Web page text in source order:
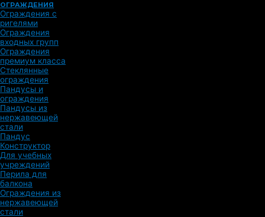
ОГРАЖДЕНИЯ
Ограждения с
ригелями
Ограждения
входных групп
Ограждения
премиум класса
Стеклянные
ограждения
Пандусы и
ограждения
Пандусы из
нержавеющей
стали
Пандус
Конструктор
Для учебных
учреждений
Перила для
балкона
Ограждения из
нержавеющей
стали